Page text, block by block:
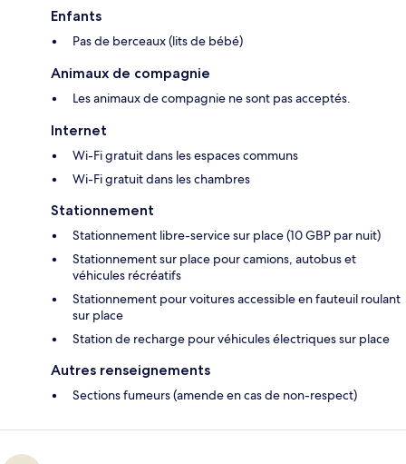
Enfants
Pas de berceaux (lits de bébé)
Animaux de compagnie
Les animaux de compagnie ne sont pas acceptés.
Internet
Wi-Fi gratuit dans les espaces communs
Wi-Fi gratuit dans les chambres
Stationnement
Stationnement libre-service sur place (10 GBP par nuit)
Stationnement sur place pour camions, autobus et
véhicules récréatifs
Stationnement pour voitures accessible en fauteuil roulant
sur place
Station de recharge pour véhicules électriques sur place
Autres renseignements
Sections fumeurs (amende en cas de non-respect)